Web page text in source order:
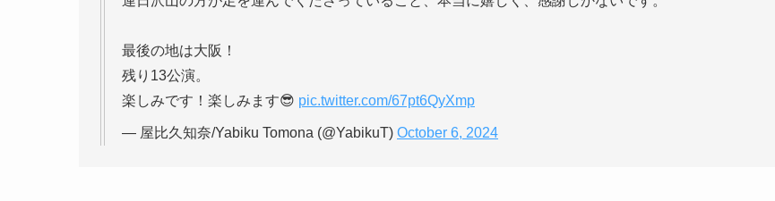
最後の地は大阪！
残り13公演。
楽しみです！楽しみます😎 pic.twitter.com/67pt6QyXmp
— 屋比久知奈/Yabiku Tomona (@YabikuT) October 6, 2024